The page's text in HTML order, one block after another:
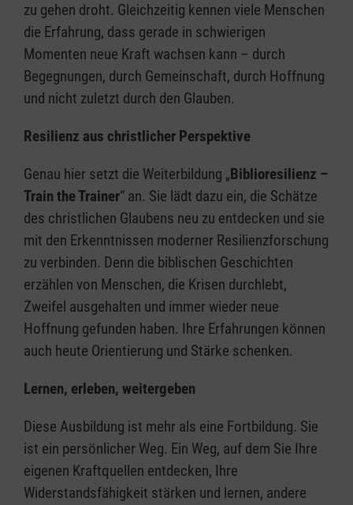
zu gehen droht. Gleichzeitig kennen viele Menschen
die Erfahrung, dass gerade in schwierigen
Momenten neue Kraft wachsen kann – durch
Begegnungen, durch Gemeinschaft, durch Hoffnung
und nicht zuletzt durch den Glauben.
Resilienz aus christlicher Perspektive
Genau hier setzt die Weiterbildung „Biblioresilienz –
Train the Trainer“ an. Sie lädt dazu ein, die Schätze
des christlichen Glaubens neu zu entdecken und sie
mit den Erkenntnissen moderner Resilienzforschung
zu verbinden. Denn die biblischen Geschichten
erzählen von Menschen, die Krisen durchlebt,
Zweifel ausgehalten und immer wieder neue
Hoffnung gefunden haben. Ihre Erfahrungen können
auch heute Orientierung und Stärke schenken.
Lernen, erleben, weitergeben
Diese Ausbildung ist mehr als eine Fortbildung. Sie
ist ein persönlicher Weg. Ein Weg, auf dem Sie Ihre
eigenen Kraftquellen entdecken, Ihre
Widerstandsfähigkeit stärken und lernen, andere